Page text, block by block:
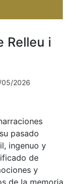
Relleu i
05/2026
pasado
ingenuo y
de
y
de la memoria.